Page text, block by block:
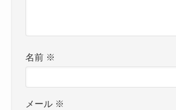
名前 ※
メール ※